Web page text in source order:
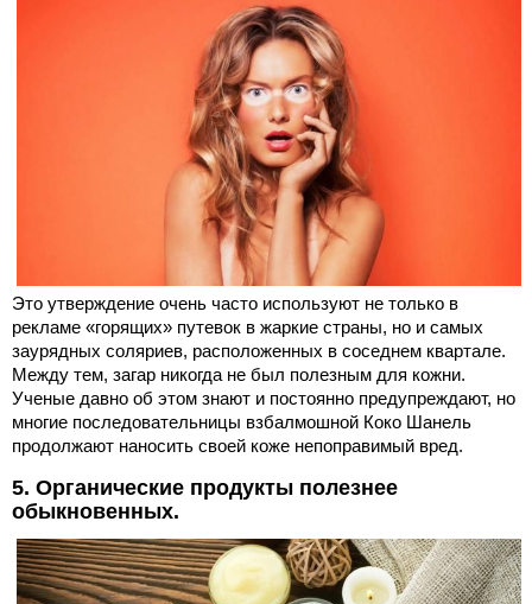
Это утверждение очень часто используют не только в
рекламе «горящих» путевок в жаркие страны, но и самых
заурядных соляриев, расположенных в соседнем квартале.
Между тем, загар никогда не был полезным для кожни.
Ученые давно об этом знают и постоянно предупреждают, но
многие последовательницы взбалмошной Коко Шанель
продолжают наносить своей коже непоправимый вред.
5. Органические продукты полезнее
обыкновенных.